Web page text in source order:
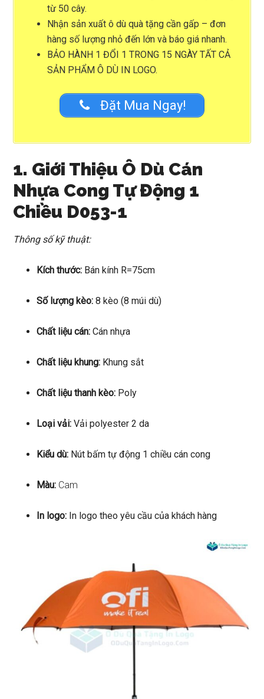
từ 50 cây.
Nhận sản xuất ô dù quà tặng cần gấp – đơn
hàng số lượng nhỏ đến lớn và báo giá nhanh.
BẢO HÀNH 1 ĐỔI 1 TRONG 15 NGÀY TẤT CẢ
SẢN PHẨM Ô DÙ IN LOGO.
Đặt Mua Ngay!
1. Giới Thiệu Ô Dù Cán
Nhựa Cong Tự Động 1
Chiều D053-1
Thông số kỹ thuật:
Kích thước: Bán kính R=75cm
Số lượng kèo:8 kèo (8 múi dù)
Chất liệu cán:Cán nhựa
Chất liệu khung: Khung sắt
Chất liệu thanh kèo: Poly
Loại vải:Vải polyester 2 da
Kiểu dù: Nút bấm tự động 1 chiều cán cong
Màu: Cam
In logo: In logo theo yêu cầu của khách hàng